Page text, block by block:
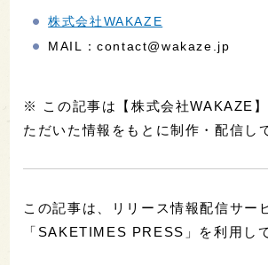
株式会社WAKAZE
MAIL：contact@wakaze.jp
※ この記事は【株式会社WAKAZE
ただいた情報をもとに制作・配信し
この記事は、リリース情報配信サー
「SAKETIMES PRESS」を利用し